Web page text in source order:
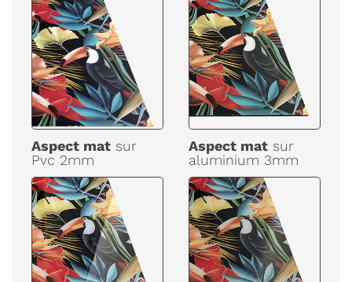
Aspect mat sur
Pvc 2mm
Aspect mat sur
aluminium 3mm